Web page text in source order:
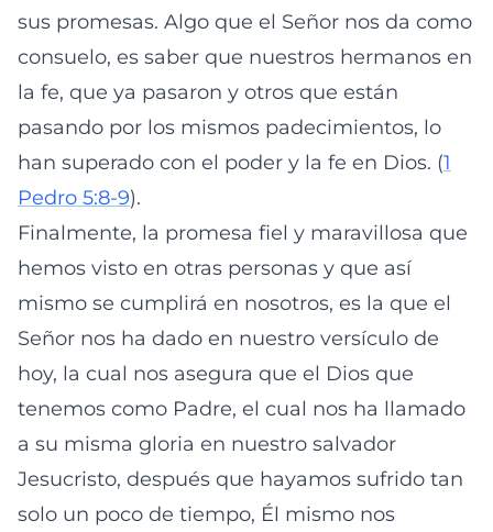
sus promesas. Algo que el Señor nos da como
consuelo, es saber que nuestros hermanos en
la fe, que ya pasaron y otros que están
pasando por los mismos padecimientos, lo
han superado con el poder y la fe en Dios. (1
Pedro 5:8-9).
Finalmente, la promesa fiel y maravillosa que
hemos visto en otras personas y que así
mismo se cumplirá en nosotros, es la que el
Señor nos ha dado en nuestro versículo de
hoy, la cual nos asegura que el Dios que
tenemos como Padre, el cual nos ha llamado
a su misma gloria en nuestro salvador
Jesucristo, después que hayamos sufrido tan
solo un poco de tiempo, Él mismo nos